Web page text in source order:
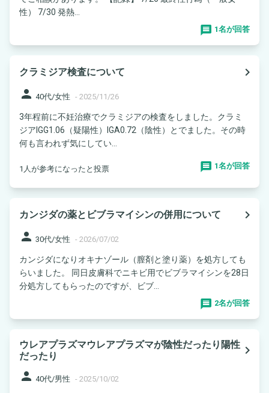
性） 7/30 発熱...
1名が回答
クラミジア検査について
navigate_next
person 40代/女性 - 2025/11/26
3年程前に不妊治療でクラミジアの検査をしました。クラミ
ジアIGG1.06（疑陽性）IGA0.72（陰性）とでました。その時
何も言われず気にしてい...
1人が参考になったと投票 1名が回答
カンジダの薬とビブラマイシンの併用について
navigate_next
person 30代/女性 - 2026/07/02
カンジダになりオキナゾール（膣剤と塗り薬）を処方しても
らいました。 同日皮膚科でニキビ用でビブラマイシンを28日
分処方してもらったのですが、ビブ...
2名が回答
ウレアプラズマウレアプラズマが陰性だったり陽性
だったり
navigate_next
person 40代/男性 - 2025/10/02